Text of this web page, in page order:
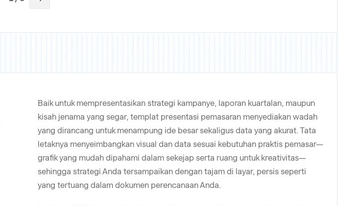
Baik untuk mempresentasikan strategi kampanye, laporan kuartalan, maupun
kisah jenama yang segar, templat presentasi pemasaran menyediakan wadah
yang dirancang untuk menampung ide besar sekaligus data yang akurat. Tata
letaknya menyeimbangkan visual dan data sesuai kebutuhan praktis pemasar—
grafik yang mudah dipahami dalam sekejap serta ruang untuk kreativitas—
sehingga strategi Anda tersampaikan dengan tajam di layar, persis seperti
yang tertuang dalam dokumen perencanaan Anda.